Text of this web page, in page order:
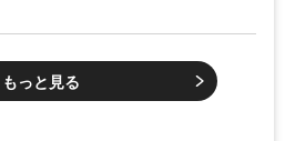
もっと見る